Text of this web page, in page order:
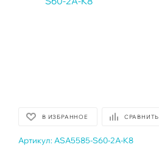
В ИЗБРАННОЕ СРАВНИТЬ
Артикул: ASA5585-S60-2A-K8